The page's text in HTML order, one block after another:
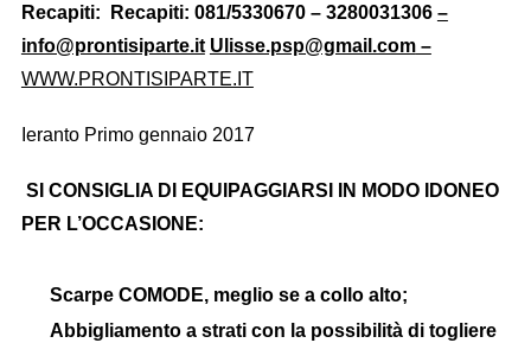
Recapiti: Recapiti: 081/5330670 – 3280031306 –
info@prontisiparte.it Ulisse.psp@gmail.com–
WWW.PRONTISIPARTE.IT
Ieranto Primo gennaio 2017
SI CONSIGLIA DI EQUIPAGGIARSI IN MODO IDONEO
PER L’OCCASIONE:
Scarpe COMODE, meglio se a collo alto;
Abbigliamento a strati con la possibilità di togliere